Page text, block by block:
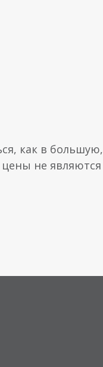
как в большую,
не являются